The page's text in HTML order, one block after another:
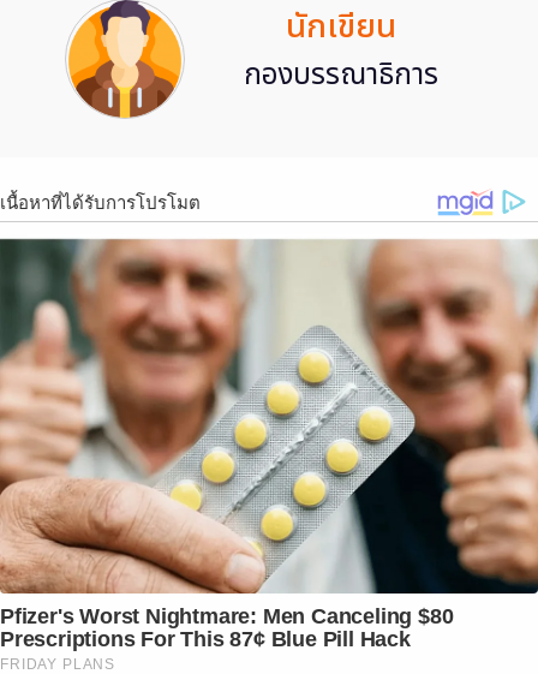
นักเขียน
กองบรรณาธิการ
เนื้อหาที่ได้รับการโปรโมต
Pfizer's Worst Nightmare: Men Canceling $80
Prescriptions For This 87¢ Blue Pill Hack
FRIDAY PLANS